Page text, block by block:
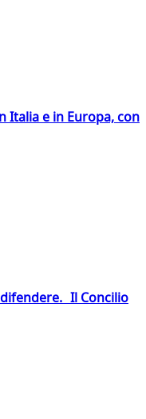
Italia e in Europa, con
Il Concilio